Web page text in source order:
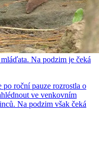
Na podzim je čeká
roční pauze rozrostla o
ve venkovním
Na podzim však čeká